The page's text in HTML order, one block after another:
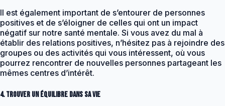
Il est également important de s’entourer de personnes
positives et de s’éloigner de celles qui ont un impact
négatif sur notre santé mentale. Si vous avez du mal à
établir des relations positives, n’hésitez pas à rejoindre des
groupes ou des activités qui vous intéressent, où vous
pourrez rencontrer de nouvelles personnes partageant les
mêmes centres d’intérêt.
4. Trouver un équilibre dans sa vie